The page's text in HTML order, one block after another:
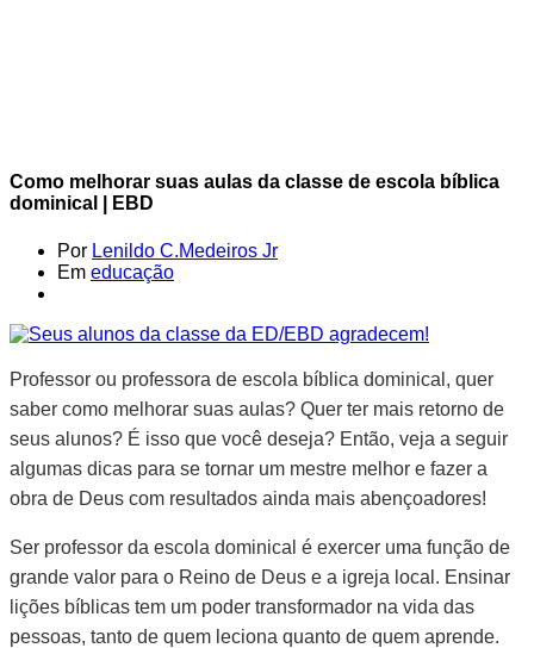
Como melhorar suas aulas da classe de escola bíblica
dominical | EBD
Por Lenildo C.Medeiros Jr
Em educação
Professor ou professora de escola bíblica dominical, quer
saber como melhorar suas aulas? Quer ter mais retorno de
seus alunos? É isso que você deseja? Então, veja a seguir
algumas dicas para se tornar um mestre melhor e fazer a
obra de Deus com resultados ainda mais abençoadores!
Ser professor da escola dominical é exercer uma função de
grande valor para o Reino de Deus e a igreja local. Ensinar
lições bíblicas tem um poder transformador na vida das
pessoas, tanto de quem leciona quanto de quem aprende.